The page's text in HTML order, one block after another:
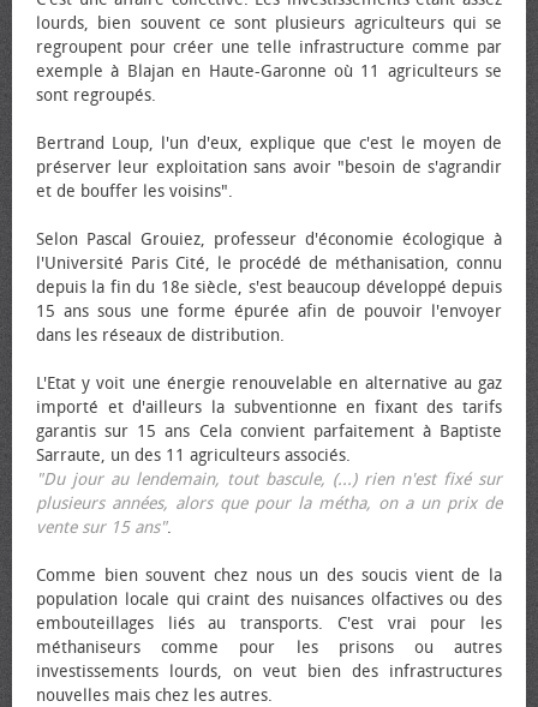
lourds, bien souvent ce sont plusieurs agriculteurs qui se
regroupent pour créer une telle infrastructure comme par
exemple à Blajan en Haute-Garonne où 11 agriculteurs se
sont regroupés.
Bertrand Loup, l'un d'eux, explique que c'est le moyen de
préserver leur exploitation sans avoir "besoin de s'agrandir
et de bouffer les voisins".
Selon Pascal Grouiez, professeur d'économie écologique à
l'Université Paris Cité, le procédé de méthanisation, connu
depuis la fin du 18e siècle, s'est beaucoup développé depuis
15 ans sous une forme épurée afin de pouvoir l'envoyer
dans les réseaux de distribution.
L'Etat y voit une énergie renouvelable en alternative au gaz
importé et d'ailleurs la subventionne en fixant des tarifs
garantis sur 15 ans Cela convient parfaitement à Baptiste
Sarraute, un des 11 agriculteurs associés.
"Du jour au lendemain, tout bascule, (...) rien n'est fixé sur
plusieurs années, alors que pour la métha, on a un prix de
vente sur 15 ans".
Comme bien souvent chez nous un des soucis vient de la
population locale qui craint des nuisances olfactives ou des
embouteillages liés au transports. C'est vrai pour les
méthaniseurs comme pour les prisons ou autres
investissements lourds, on veut bien des infrastructures
nouvelles mais chez les autres.